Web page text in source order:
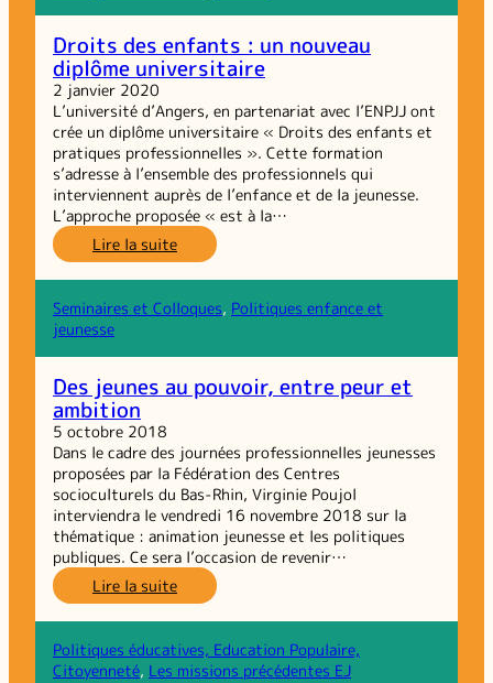
#météou ?!
Droits des enfants : un nouveau
diplôme universitaire
2 janvier 2020
L’université d’Angers, en partenariat avec l’ENPJJ ont
crée un diplôme universitaire « Droits des enfants et
pratiques professionnelles ». Cette formation
s’adresse à l’ensemble des professionnels qui
interviennent auprès de l’enfance et de la jeunesse.
L’approche proposée « est à la…
Lire la suite:
Droits
des
enfants :
universitaire
Seminaires et Colloques, Politiques enfance et
jeunesse
Des jeunes au pouvoir, entre peur et
ambition
5 octobre 2018
Dans le cadre des journées professionnelles jeunesses
proposées par la Fédération des Centres
socioculturels du Bas-Rhin, Virginie Poujol
interviendra le vendredi 16 novembre 2018 sur la
thématique : animation jeunesse et les politiques
publiques. Ce sera l’occasion de revenir…
Lire la suite:
Des
jeunes
au
pouvoir,
Politiques éducatives, Education Populaire,
Citoyenneté, Les missions précédentes EJ